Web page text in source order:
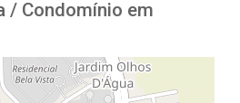
/ Condomínio em